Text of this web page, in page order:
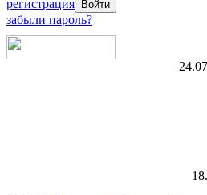
регистрация
забыли пароль?